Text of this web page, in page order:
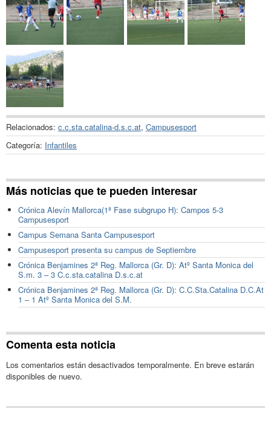
Relacionados: c.c.sta.catalina-d.s.c.at, Campusesport
Categoría: Infantiles
Más noticias que te pueden interesar
Crónica Alevín Mallorca(1ª Fase subgrupo H): Campos 5-3
Campusesport
Campus Semana Santa Campusesport
Campusesport presenta su campus de Septiembre
Crónica Benjamines 2ª Reg. Mallorca (Gr. D): Atº Santa Monica del
S.m. 3 – 3 C.c.sta.catalina D.s.c.at
Crónica Benjamines 2ª Reg. Mallorca (Gr. D): C.C.Sta.Catalina D.C.At
1 – 1 Atº Santa Monica del S.M.
Comenta esta noticia
Los comentarios están desactivados temporalmente. En breve estarán
disponibles de nuevo.